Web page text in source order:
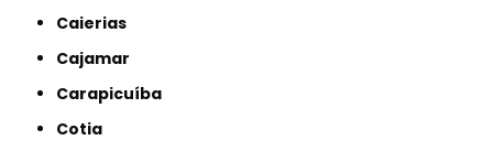
Caierias
Cajamar
Carapicuíba
Cotia